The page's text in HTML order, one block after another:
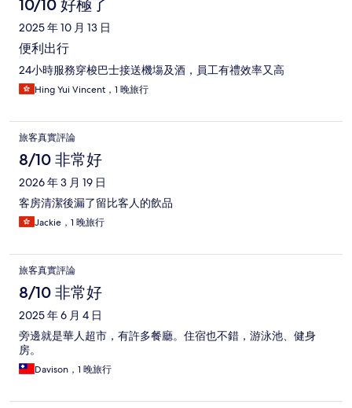
10/10 好極了
2025 年 10 月 13 日
便利出行
24小時服務穿梭巴士接送機塲及酒，員工有禮效率又高
Hing Yui Vincent，1 晚旅行
旅客真實評論
8/10 非常好
2026 年 3 月 19 日
客房清潔後漏了留比客人的飲品
Jackie，1 晚旅行
旅客真實評論
8/10 非常好
2025 年 6 月 4 日
旁邊就是華人超市，有許多餐廳。住宿也不錯，游泳池、健身
房。
Davison，1 晚旅行